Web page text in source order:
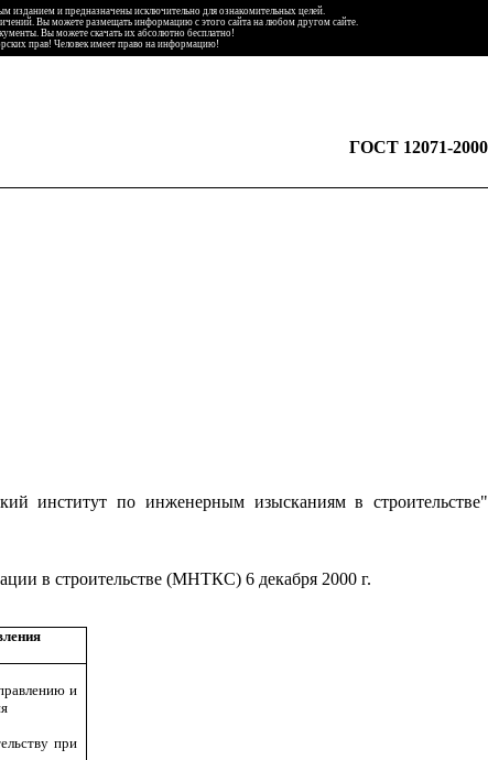
изданием и предназначены исключительно для ознакомительных целей.
Вы можете размещать информацию с этого сайта на любом другом сайте.
Вы можете скачать их абсолютно бесплатно!
прав! Человек имеет право на информацию!
ГОСТ 12071-2000
институт по инженерным изысканиям в строительстве"
в строительстве (МНТКС) 6 декабря 2000 г.
и
при